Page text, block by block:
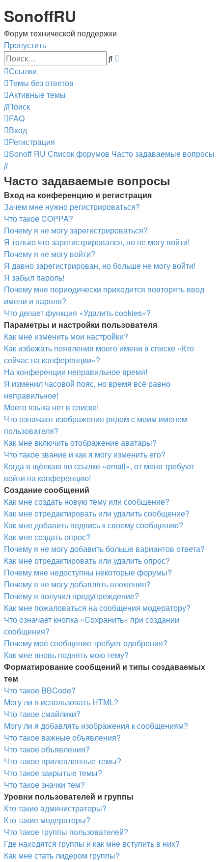
SonoffRU
Форум технической поддержки
Пропустить
Поиск
Ссылки
Темы без ответов
Активные темы
Поиск
FAQ
Вход
Регистрация
Sonoff RU Список форумов Часто задаваемые вопросы
Поиск
Часто задаваемые вопросы
Вход на конференцию и регистрация
Зачем мне нужно регистрироваться?
Что такое COPPA?
Почему я не могу зарегистрироваться?
Я только что зарегистрировался, но не могу войти!
Почему я не могу войти?
Я давно зарегистрирован, но больше не могу войти!
Я забыл пароль!
Почему мне периодически приходится повторять ввод
имени и пароля?
Что делает функция «Удалить cookies»?
Параметры и настройки пользователя
Как мне изменить мои настройки?
Как избежать появления моего имени в списке «Кто
сейчас на конференции»?
На конференции неправильное время!
Я изменил часовой пояс, но время всё равно
неправильное!
Моего языка нет в списке!
Что означают изображения рядом с моим именем
пользователя?
Как мне включить отображение аватары?
Что такое звание и как я могу изменить его?
Когда я щёлкаю по ссылке «email», от меня требуют
войти на конференцию!
Создание сообщений
Как мне создать новую тему или сообщение?
Как мне отредактировать или удалить сообщение?
Как мне добавить подпись к своему сообщению?
Как мне создать опрос?
Почему я не могу добавить больше вариантов ответа?
Как мне отредактировать или удалить опрос?
Почему мне недоступны некоторые форумы?
Почему я не могу добавлять вложения?
Почему я получил предупреждение?
Как мне пожаловаться на сообщения модератору?
Что означает кнопка «Сохранить» при создании
сообщения?
Почему моё сообщение требует одобрения?
Как мне вновь поднять мою тему?
Форматирование сообщений и типы создаваемых
тем
Что такое BBCode?
Могу ли я использовать HTML?
Что такое смайлики?
Могу ли я добавлять изображения к сообщениям?
Что такое важные объявления?
Что такое объявления?
Что такое прилепленные темы?
Что такое закрытые темы?
Что такое значки тем?
Уровни пользователей и группы
Кто такие администраторы?
Кто такие модераторы?
Что такое группы пользователей?
Где находятся группы и как мне вступить в них?
Как мне стать лидером группы?